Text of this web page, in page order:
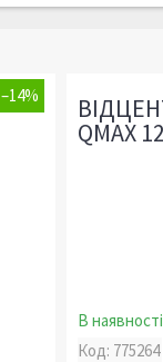
–14%
QMAX
В наявності
Код: 775264